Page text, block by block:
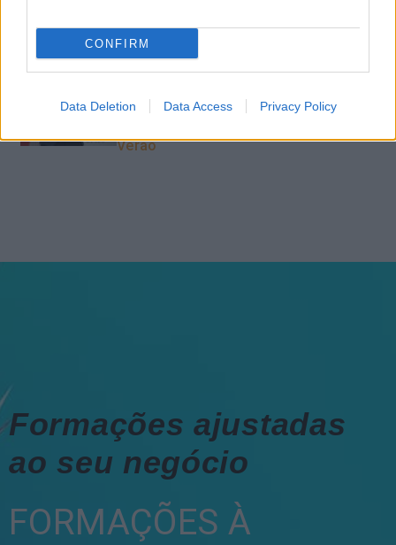
CONFIRM
Data Deletion Data Access Privacy Policy
“Formação em IA para
meter a mão na massa”
SKOLAE Formação, fala
Verão
Formações ajustadas
ao seu negócio
FORMAÇÕES À